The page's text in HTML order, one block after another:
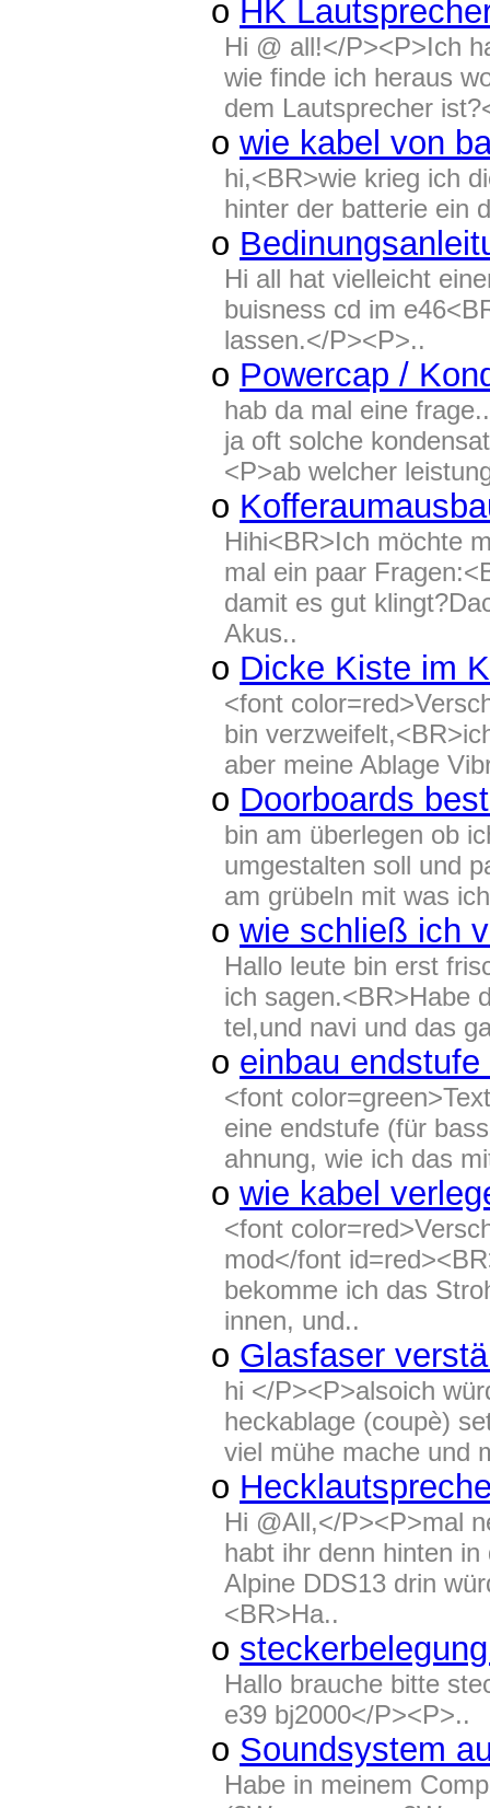
o HK
Hi @ all!</P><P>Ich
wie finde ich heraus
dem Lautsprecher
o wie kabel von
hi,<BR>wie krieg ich
hinter der batterie ein
o
Hi all hat vielleicht
buisness cd im
lassen.</P><P>..
o Powercap /
hab da mal eine
ja oft solche
<P>ab welcher
o
Hihi<BR>Ich möchte
mal ein paar
damit es gut
Akus..
o Dicke Kiste im
<font
bin
aber meine Ablage
o Doorboards
bin am überlegen ob
umgestalten soll und
am grübeln mit was
o wie schließ ich
Hallo leute bin erst
ich sagen.<BR>Habe
tel,und navi und das
o einbau
<font
eine endstufe (für
ahnung, wie ich das
o wie kabel
<font
mod</font
bekomme ich das
innen, und..
o Glasfaser
hi </P><P>alsoich
heckablage (coupè)
viel mühe mache und
o
Hi @All,</P><P>mal
habt ihr denn hinten
Alpine DDS13 drin
<BR>Ha..
o
Hallo brauche bitte
e39 bj2000</P><P>..
o Soundsystem
Habe in meinem